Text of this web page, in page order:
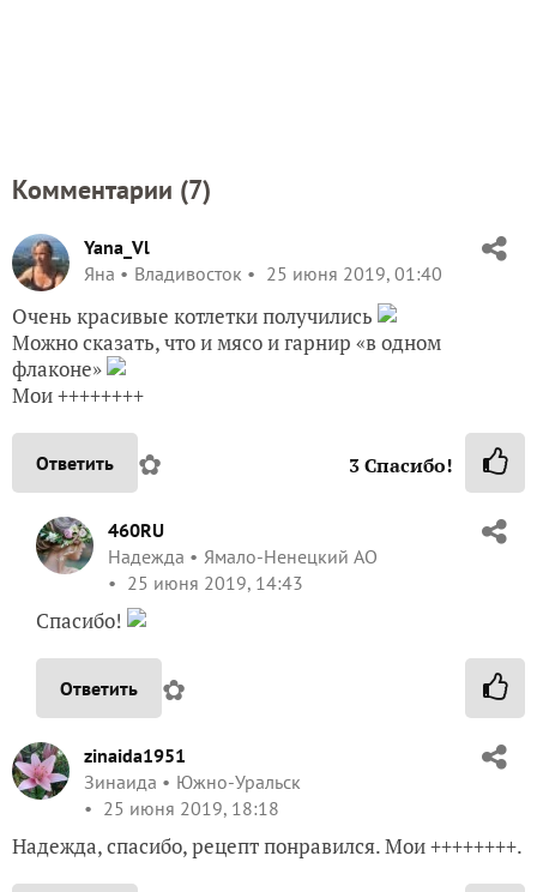
Комментарии (7)
Yana_Vl
Яна
Владивосток 25 июня 2019, 01:40
Очень красивые котлетки получились
Можно сказать, что и мясо и гарнир «в одном
флаконе»
Мои ++++++++
Ответить ✿ 3Спасибо!
460RU
Надежда
Ямало-Ненецкий АО
25 июня 2019, 14:43
Спасибо!
Ответить ✿
zinaida1951
Зинаида
Южно-Уральск
25 июня 2019, 18:18
Надежда, спасибо, рецепт понравился. Мои ++++++++.